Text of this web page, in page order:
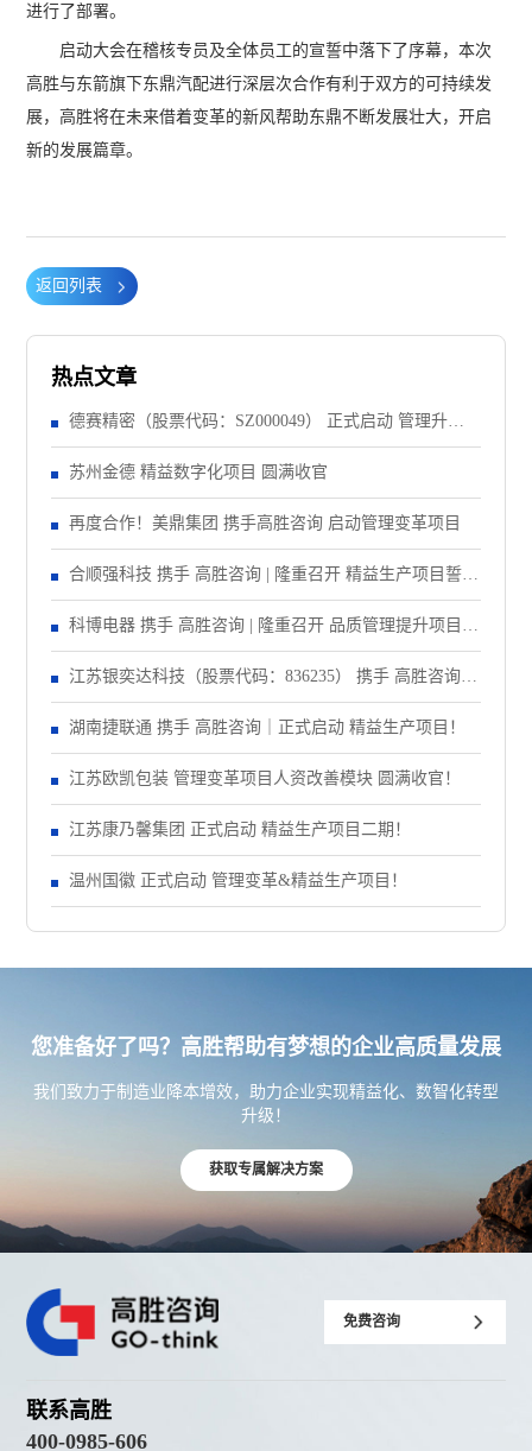
进行了部署。
启动大会在稽核专员及全体员工的宣誓中落下了序幕，本次
高胜与东箭旗下东鼎汽配进行深层次合作有利于双方的可持续发
展，高胜将在未来借着变革的新风帮助东鼎不断发展壮大，开启
新的发展篇章。
返回列表
热点文章
德赛精密（股票代码：SZ000049） 正式启动 管理升级&
精益注塑项目！
苏州金德 精益数字化项目 圆满收官
再度合作！美鼎集团 携手高胜咨询 启动管理变革项目
合顺强科技 携手 高胜咨询 | 隆重召开 精益生产项目誓师
大会！
科博电器 携手 高胜咨询 | 隆重召开 品质管理提升项目启
动大会！
江苏银奕达科技（股票代码：836235） 携手 高胜咨询｜
正式启动 管理变革项目
湖南捷联通 携手 高胜咨询｜正式启动 精益生产项目！
江苏欧凯包装 管理变革项目人资改善模块 圆满收官！
江苏康乃馨集团 正式启动 精益生产项目二期！
温州国徽 正式启动 管理变革&精益生产项目！
您准备好了吗？高胜帮助有梦想的企业高质量发展
我们致力于制造业降本增效，助力企业实现精益化、数智化转型
升级！
获取专属解决方案
免费咨询
联系高胜
400-0985-606